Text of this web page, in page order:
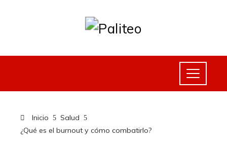
Inicio
Salud
¿Qué es el burnout y cómo combatirlo?